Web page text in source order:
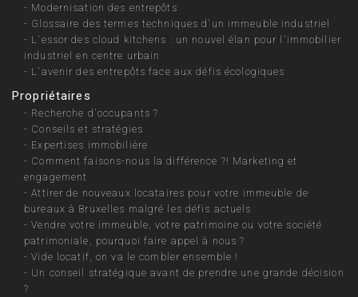
- Modernisation des entrepôts
- Glossaire des termes techniques d'un immeuble industriel
- L'essor des cloud kitchens : un nouvel élan pour l'immobilier
industriel en centre urbain
- L'avenir des entrepôts face aux défis écologiques
Propriétaires
- Recherche d'occupants ?
- Conseils et stratégies
- Expertises immobilière
- Comment faisons-nous la différence ?! Marketing et
engagement
-Attirer de nouveaux locataires pour votre immeuble de
bureaux à Bruxelles malgré les défis actuels
-Vendre votre immeuble, votre patrimoine ou votre société
patrimoniale, pourquoi faire appel à nous ?
-Vide locatif, on va le combler ensemble !
- Un conseil stratégique avant de prendre une grande décision
?